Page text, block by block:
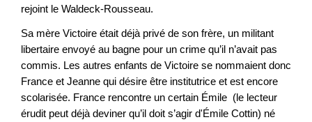
rejoint le Waldeck-Rousseau.
Sa mère Victoire était déjà privé de son frère, un militant
libertaire envoyé au bagne pour un crime qu’il n’avait pas
commis. Les autres enfants de Victoire se nommaient donc
France et Jeanne qui désire être institutrice et est encore
scolarisée. France rencontre un certain Émile (le lecteur
érudit peut déjà deviner qu’il doit s’agir d'Émile Cottin) né